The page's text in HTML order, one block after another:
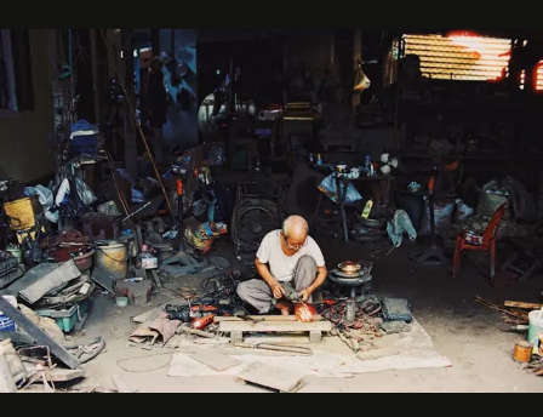
quán cà phê. Dưới đây là những mẫu nail được yêu thích
nhất của xu hướng này.